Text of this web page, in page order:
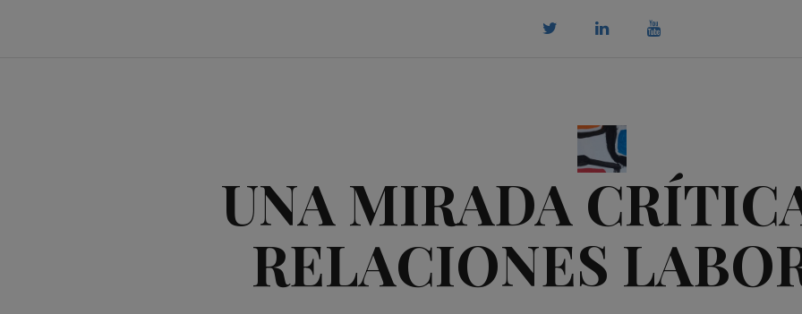
UNA MIRADA
RELACIONES